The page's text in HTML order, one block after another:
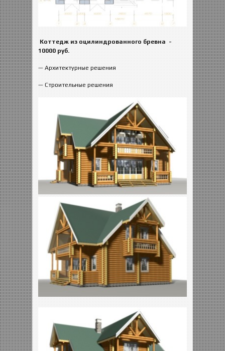
Коттедж из оцилиндрованного бревна -
10000 руб.
— Архитектурные решения
— Строительные решения